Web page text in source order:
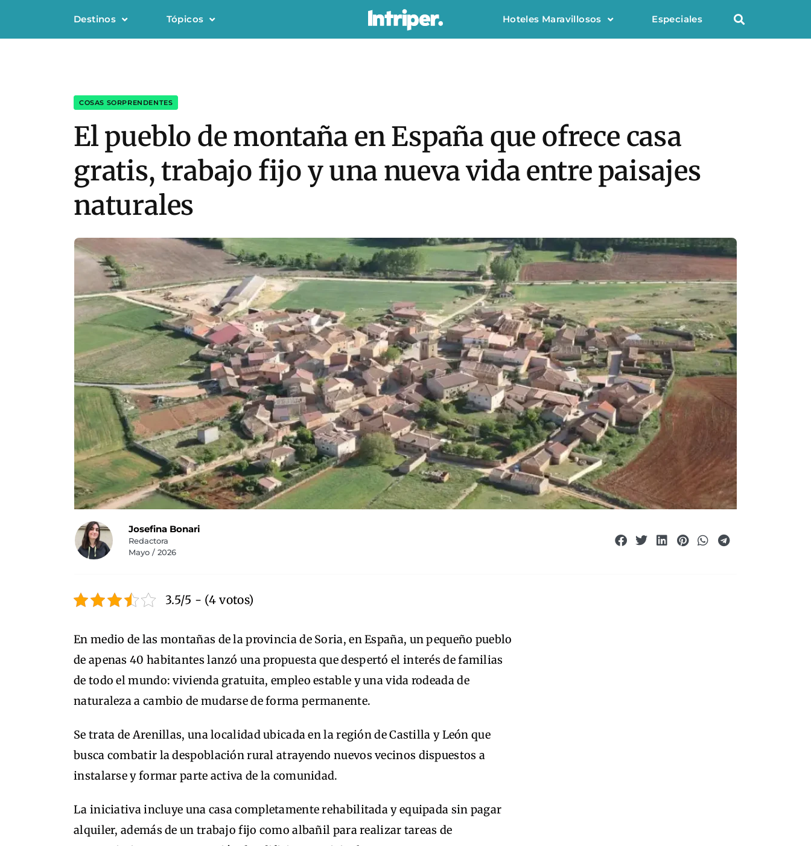
Destinos Tópicos Hoteles Maravillosos Especiales
COSAS SORPRENDENTES
El pueblo de montaña en España que ofrece casa
gratis, trabajo fijo y una nueva vida entre paisajes
naturales
Josefina Bonari
Redactora
Mayo / 2026
3.5/5 - (4 votos)
En medio de las montañas de la provincia de Soria, en España, un pequeño pueblo
de apenas 40 habitantes lanzó una propuesta que despertó el interés de familias
de todo el mundo: vivienda gratuita, empleo estable y una vida rodeada de
naturaleza a cambio de mudarse de forma permanente.
Se trata de Arenillas, una localidad ubicada en la región de Castilla y León que
busca combatir la despoblación rural atrayendo nuevos vecinos dispuestos a
instalarse y formar parte activa de la comunidad.
La iniciativa incluye una casa completamente rehabilitada y equipada sin pagar
alquiler, además de un trabajo fijo como albañil para realizar tareas de